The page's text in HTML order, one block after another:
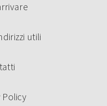
utili
Policy